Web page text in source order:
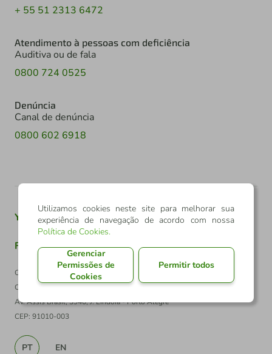
+ 55 51 2313 6472
Atendimento à pessoas com deficiência
Auditiva ou de fala
0800 724 0525
Denúncia
Canal de denúncia
0800 602 6918
Youtube Twitter Linkedin Instagram
Facebook TikTok
Confederação Sicredi
CNPJ: 03.795.072/0001-60
Av. Assis Brasil, 3940, J. Lindóia - Porto Alegre
CEP: 91010-003
PT EN
Utilizamos cookies neste site para melhorar sua
experiência de navegação de acordo com nossa
Política de Cookies.
Gerenciar
Permissões de
Cookies
Permitir todos